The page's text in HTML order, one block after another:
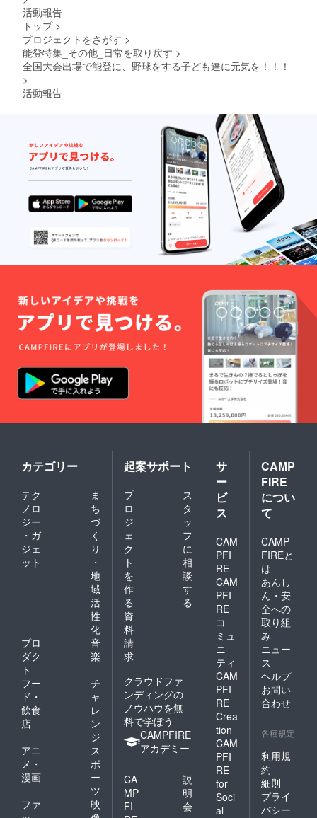
活動報告
トップ >
プロジェクトをさがす >
能登特集_その他_日常を取り戻す >
全国大会出場で能登に、野球をする子ども達に元気を！！！
>
活動報告
カテゴリー
テク
ノロ
ジー
・ガ
ジェ
ット
ま
ち
づ
く
り
・
地
域
活
性
化
プロ
ダク
ト
音
楽
フー
ド・
飲食
店
チ
ャ
レ
ン
ジ
アニ
メ・
漫画
ス
ポ
ー
ツ
ファ
映
起案サポート
プ
ロ
ジ
ェ
ク
ト
を
作
る
ス
タ
ッ
フ
に
相
談
す
る
資
料
請
求
クラウドファ
ンディングの
ノウハウを無
料で学ぼう
CAMPFIRE
アカデミー
CA
MP
FI
説
明
会
サ
ー
ビ
ス
CAM
PFI
RE
CAM
PFI
RE
コ
ミュ
ニ
ティ
CAM
PFI
RE
Crea
tion
CAM
PFI
RE
for
Soci
al
CAMP
FIRE
につい
て
CAMP
FIREと
は
あんし
ん・安
全への
取り組
み
ニュー
ス
ヘルプ
お問い
合わせ
各種規定
利用規
約
細則
プライ
バシー